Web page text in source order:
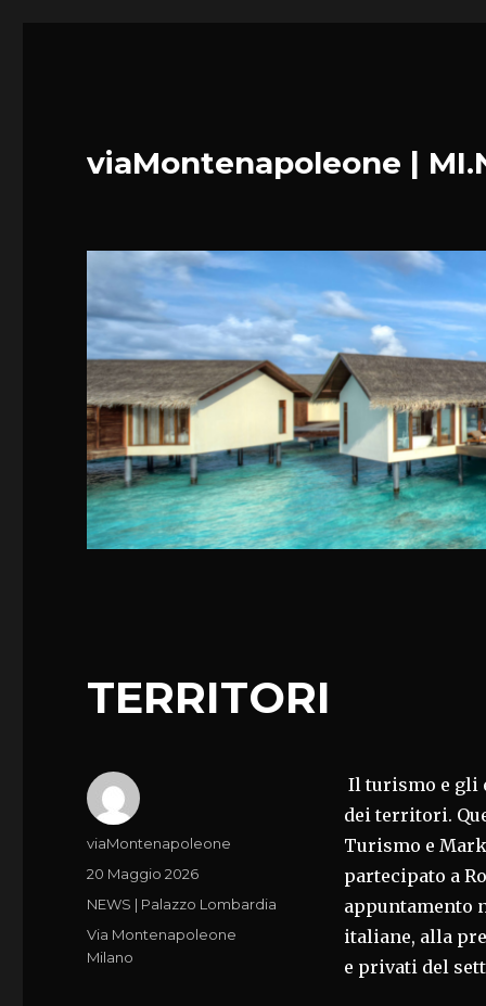
viaMontenapoleone |
TERRITORI
Il turismo e gli
dei territori.
Turismo e
partecipato a
appuntamento
italiane, alla
e privati del
Autore
viaMontenapoleone
Pubblicato
20 Maggio 2026
Categorie
NEWS | Palazzo Lombardia
Tag
Via Montenapoleone
Milano